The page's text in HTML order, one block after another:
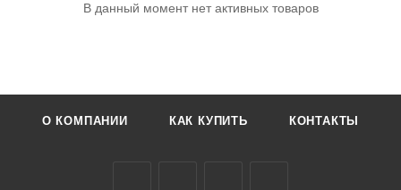
В данный момент нет активных товаров
О КОМПАНИИ КАК КУПИТЬ КОНТАКТЫ